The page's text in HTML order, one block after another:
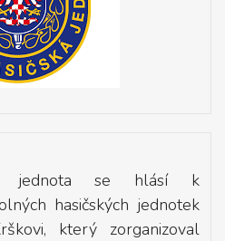
jednota se hlásí k
hasičských jednotek
který zorganizoval